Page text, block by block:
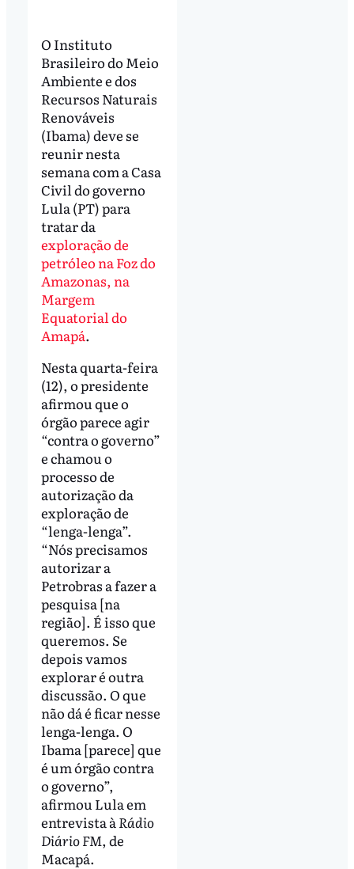
O Instituto
Brasileiro do Meio
Ambiente e dos
Recursos Naturais
Renováveis
(Ibama) deve se
reunir nesta
semana com a Casa
Civil do governo
Lula (PT) para
tratar da
exploração de
petróleo na Foz do
Amazonas, na
Margem
Equatorial do
Amapá.
Nesta quarta-feira
(12), o presidente
afirmou que o
órgão parece agir
“contra o governo”
e chamou o
processo de
autorização da
exploração de
“lenga-lenga”.
“Nós precisamos
autorizar a
Petrobras a fazer a
pesquisa [na
região]. É isso que
queremos. Se
depois vamos
explorar é outra
discussão. O que
não dá é ficar nesse
lenga-lenga. O
Ibama [parece] que
é um órgão contra
o governo”,
afirmou Lula em
entrevista à Rádio
Diário FM, de
Macapá.